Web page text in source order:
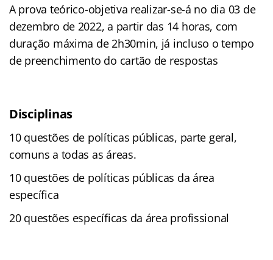
A prova teórico-objetiva realizar-se-á no dia 03 de
dezembro de 2022, a partir das 14 horas, com
duração máxima de 2h30min, já incluso o tempo
de preenchimento do cartão de respostas
Disciplinas
10 questões de políticas públicas, parte geral,
comuns a todas as áreas.
10 questões de políticas públicas da área
específica
20 questões específicas da área profissional